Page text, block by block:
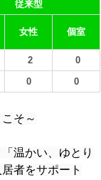
従来型
女性 個室
2
0
0 0
そ～
温かい、ゆとり
居者をサポート